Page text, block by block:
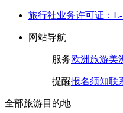
旅行社业务许可证：L-
网站导航
服务欧洲旅游美
提醒报名须知联
全部旅游目的地